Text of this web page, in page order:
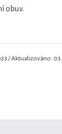
obuv.
/ Aktualizováno: 03.